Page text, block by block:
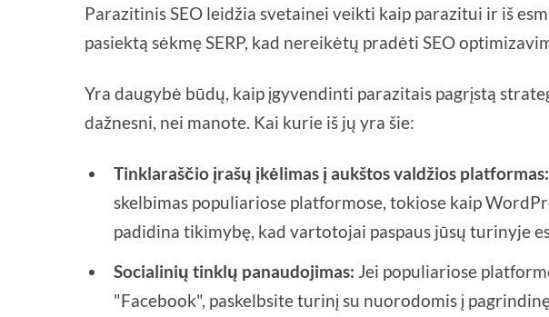
Parazitinis SEO leidžia svetainei veikti kaip parazitui ir iš
pasiektą sėkmę SERP, kad nereikėtų pradėti SEO
Yra daugybė būdų, kaip įgyvendinti parazitais pagrįstą
dažnesni, nei manote. Kai kurie iš jų yra šie:
Tinklaraščio įrašų įkėlimas į aukštos valdžios platformas:
skelbimas populiariose platformose, tokiose kaip
padidina tikimybę, kad vartotojai paspaus jūsų turinyje
Socialinių tinklų panaudojimas: Jei populiariose
"Facebook", paskelbsite turinį su nuorodomis į